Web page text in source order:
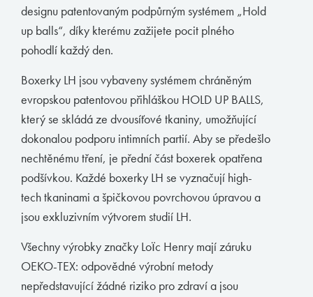
designu patentovaným podpůrným systémem „Hold
up balls“, díky kterému zažijete pocit plného
pohodlí každý den.
Boxerky LH jsou vybaveny systémem chráněným
evropskou patentovou přihláškou HOLD UP BALLS,
který se skládá ze dvousíťové tkaniny, umožňující
dokonalou podporu intimních partií. Aby se předešlo
nechtěnému tření, je přední část boxerek opatřena
podšívkou. Každé boxerky LH se vyznačují high-
tech tkaninami a špičkovou povrchovou úpravou a
jsou exkluzivním výtvorem studií LH.
Všechny výrobky značky Loïc Henry mají záruku
OEKO-TEX: odpovědné výrobní metody
nepředstavující žádné riziko pro zdraví a jsou
E-shop
Boxerky
Slipy
Tanga, jocky
Legíny a body
Trika, tilka
Ponožky
Pyžama, volný čas
Kontakty